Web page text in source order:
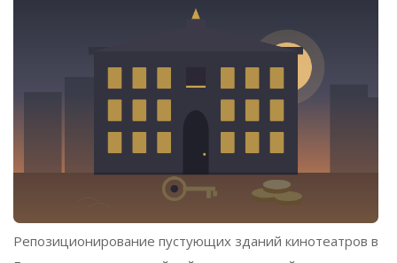
Репозиционирование пустующих зданий кинотеатров в